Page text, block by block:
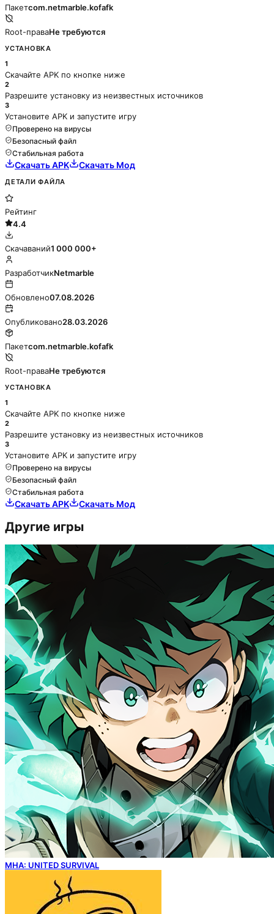
Пакетcom.netmarble.kofafk
Root-праваНе требуются
УСТАНОВКА
1
Скачайте APK по кнопке ниже
2
Разрешите установку из неизвестных источников
3
Установите APK и запустите игру
Проверено на вирусы
Безопасный файл
Стабильная работа
Скачать APK Скачать Мод
ДЕТАЛИ ФАЙЛА
Рейтинг
4.4
Скачаваний1 000 000+
РазработчикNetmarble
Обновлено07.08.2026
Опубликовано28.03.2026
Пакетcom.netmarble.kofafk
Root-праваНе требуются
УСТАНОВКА
1
Скачайте APK по кнопке ниже
2
Разрешите установку из неизвестных источников
3
Установите APK и запустите игру
Проверено на вирусы
Безопасный файл
Стабильная работа
Скачать APK Скачать Мод
Другие игры
MHA: UNITED SURVIVAL